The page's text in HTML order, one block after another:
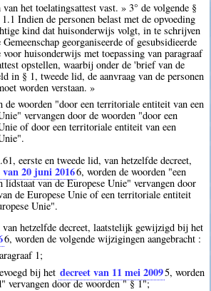
het toelatingsattest vast. » 3° de volgende §
Indien de personen belast met de opvoeding
kind dat huisonderwijs volgt, in te schrijven
georganiseerde of gesubsidieerde
huisonderwijs met toepassing van paragraaf
opstellen, waarbij onder de 'brief van de
in § 1, tweede lid, de aanvraag van de personen
worden verstaan. »
de woorden "door een territoriale entiteit van een
vervangen door de woorden "door een
of door een territoriale entiteit van een
eerste en tweede lid, van hetzelfde decreet,
van 20 juni 20166, worden de woorden "een
van de Europese Unie" vervangen door
de Europese Unie of een territoriale entiteit
Unie".
hetzelfde decreet, laatstelijk gewijzigd bij het
6, worden de volgende wijzigingen aangebracht :
1;
bij het decreet van 11 mei 20095, worden
vervangen door de woorden " § 1";